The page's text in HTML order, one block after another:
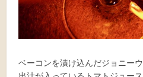
ベーコンを漬け込んだジョニー